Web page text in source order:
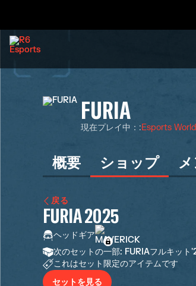
FURIA
現在プレイ中： :Esports
概要 ショップ
戻る
FURIA 2025
ヘッドギア
次のセットの一部: FURIAフルキット
これはセット限定のアイテムです
セットを見る